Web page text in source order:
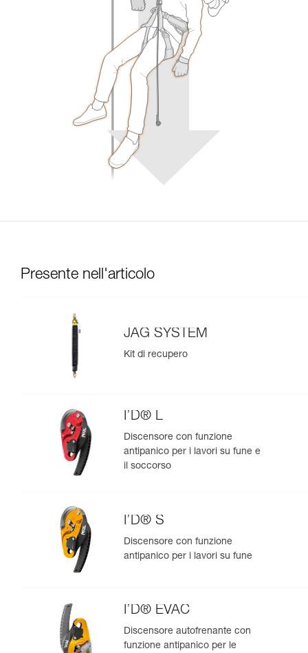
Presente nell'articolo
JAG SYSTEM
Kit di recupero
I’D® L
Discensore con funzione
antipanico per i lavori su fune e
il soccorso
I’D® S
Discensore con funzione
antipanico per i lavori su fune
I’D® EVAC
Discensore autofrenante con
funzione antipanico per le